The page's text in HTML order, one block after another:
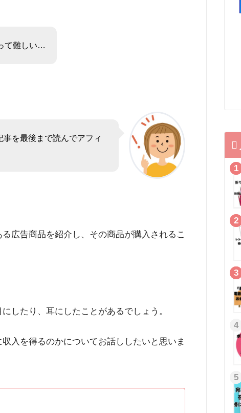
て難しい…
を最後まで読んでアフィ
広告商品を紹介し、その商品が購入されるこ
したり、耳にしたことがあるでしょう。
入を得るのかについてお話ししたいと思いま
1
2
3
4
5